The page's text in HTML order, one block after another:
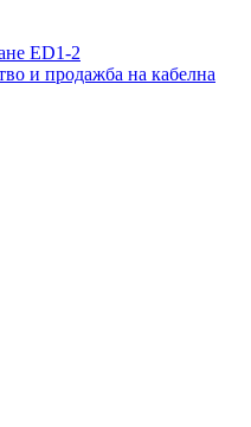
ED1-2
и продажба на кабелна